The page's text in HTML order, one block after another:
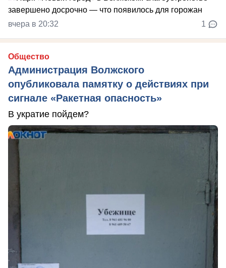
вчера в 20:32 1
Общество
Администрация Волжского
опубликовала памятку о действиях при
сигнале «Ракетная опасность»
В укратие пойдем?